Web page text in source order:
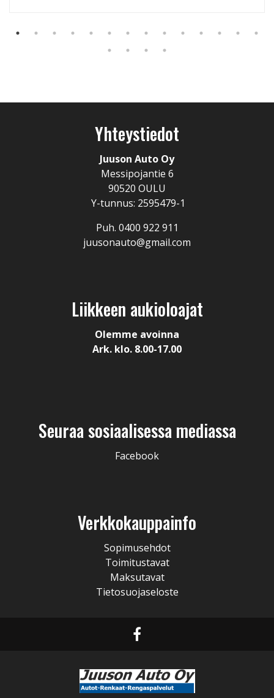
Yhteystiedot
Juuson Auto Oy
Messipojantie 6
90520 OULU
Y-tunnus: 2595479-1
Puh. 0400 922 911
juusonauto@gmail.com
Liikkeen aukioloajat
Olemme avoinna
Ark. klo. 8.00-17.00
Seuraa sosiaalisessa mediassa
Facebook
Verkkokauppainfo
Sopimusehdot
Toimitustavat
Maksutavat
Tietosuojaseloste